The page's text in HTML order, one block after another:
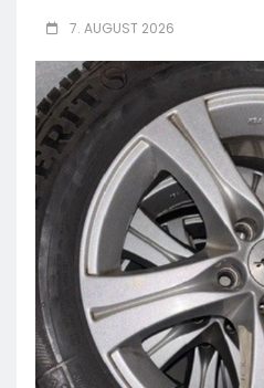
7. AUGUST 2026